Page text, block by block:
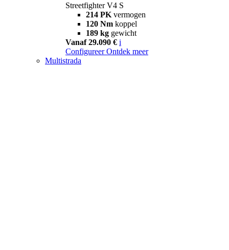
Streetfighter V4 S
214 PK vermogen
120 Nm koppel
189 kg gewicht
Vanaf 29.090 € i
Configureer Ontdek meer
Multistrada